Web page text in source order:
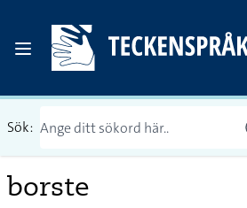
Sök:
borste